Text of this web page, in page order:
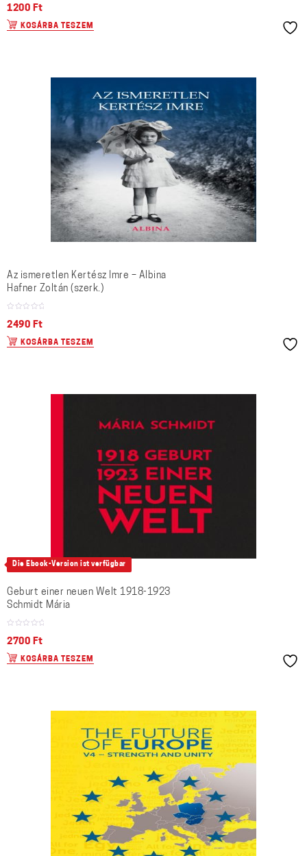
1200 Ft
KOSÁRBA TESZEM
Az ismeretlen Kertész Imre – Albina
Hafner Zoltán (szerk.)
2490 Ft
KOSÁRBA TESZEM
Die Ebook-Version ist verfügbar
Geburt einer neuen Welt 1918-1923
Schmidt Mária
2700 Ft
KOSÁRBA TESZEM